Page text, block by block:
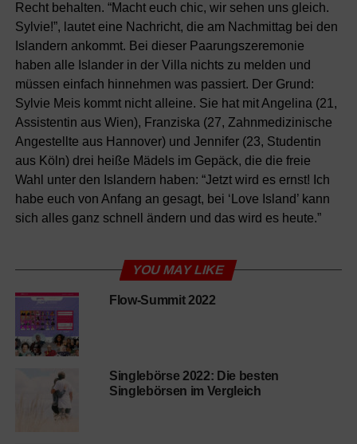
Recht behalten. “Macht euch chic, wir sehen uns gleich.
Sylvie!”, lautet eine Nachricht, die am Nachmittag bei den
Islandern ankommt. Bei dieser Paarungszeremonie
haben alle Islander in der Villa nichts zu melden und
müssen einfach hinnehmen was passiert. Der Grund:
Sylvie Meis kommt nicht alleine. Sie hat mit Angelina (21,
Assistentin aus Wien), Franziska (27, Zahnmedizinische
Angestellte aus Hannover) und Jennifer (23, Studentin
aus Köln) drei heiße Mädels im Gepäck, die die freie
Wahl unter den Islandern haben: “Jetzt wird es ernst! Ich
habe euch von Anfang an gesagt, bei ‘Love Island’ kann
sich alles ganz schnell ändern und das wird es heute.”
YOU MAY LIKE
Flow-Summit 2022
Singlebörse 2022: Die besten
Singlebörsen im Vergleich